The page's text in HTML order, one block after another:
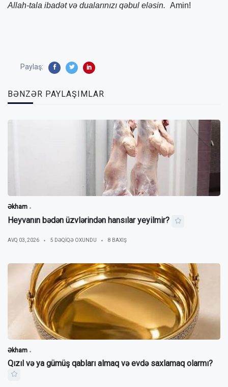
Allah-tala ibadət və dualarınızı qəbul eləsin. Amin!
Paylaş:
BƏNZƏR PAYLAŞIMLAR
Əkham
Heyvanın bədən üzvlərindən hansılar yeyilmir?
AVQ 03, 2026 5 DƏQIQƏ OXUNDU 8 BAXIŞ
Əkham
Qızıl və ya gümüş qabları almaq və evdə saxlamaq olarmı?